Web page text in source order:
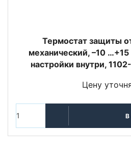
Термостат защиты
механический, –10
настройки внутри,
Цену
В